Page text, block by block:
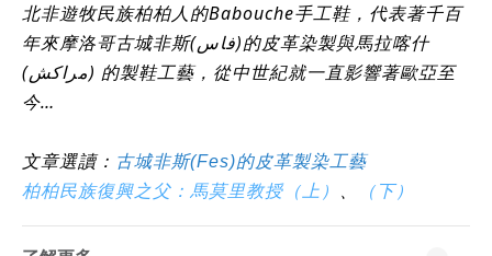
北非遊牧民族柏柏人的Babouche手工鞋，代表著千百
年來摩洛哥古城非斯(فاس‎)的皮革染製與馬拉喀什
(مراكش) 的製鞋工藝，從中世紀就一直影響著歐亞至
今…
文章選讀： 古城非斯(Fes)的皮革製染工藝
柏柏民族復興之父：馬莫里教授（上）
、 （下）